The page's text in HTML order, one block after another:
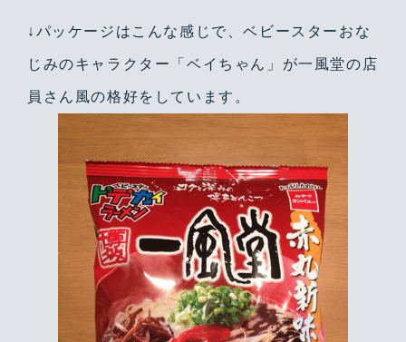
↓パッケージはこんな感じで、ベビースターおな
じみのキャラクター「ベイちゃん」が一風堂の店
員さん風の格好をしています。